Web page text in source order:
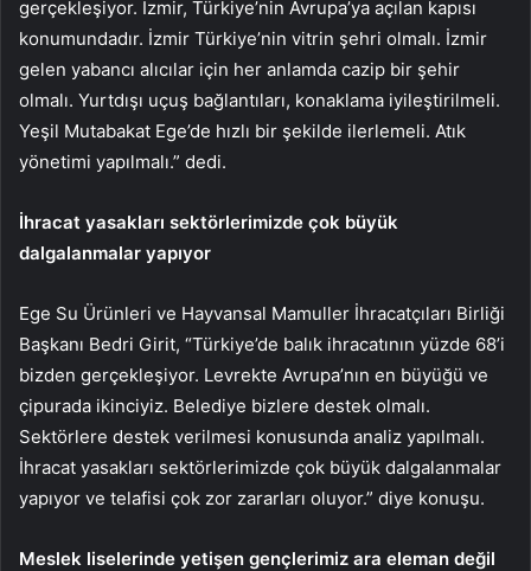
gerçekleşiyor. İzmir, Türkiye’nin Avrupa’ya açılan kapısı
konumundadır. İzmir Türkiye’nin vitrin şehri olmalı. İzmir
gelen yabancı alıcılar için her anlamda cazip bir şehir
olmalı. Yurtdışı uçuş bağlantıları, konaklama iyileştirilmeli.
Yeşil Mutabakat Ege’de hızlı bir şekilde ilerlemeli. Atık
yönetimi yapılmalı.” dedi.
İhracat yasakları sektörlerimizde çok büyük
dalgalanmalar yapıyor
Ege Su Ürünleri ve Hayvansal Mamuller İhracatçıları Birliği
Başkanı Bedri Girit, “Türkiye’de balık ihracatının yüzde 68’i
bizden gerçekleşiyor. Levrekte Avrupa’nın en büyüğü ve
çipurada ikinciyiz. Belediye bizlere destek olmalı.
Sektörlere destek verilmesi konusunda analiz yapılmalı.
İhracat yasakları sektörlerimizde çok büyük dalgalanmalar
yapıyor ve telafisi çok zor zararları oluyor.” diye konuşu.
Meslek liselerinde yetişen gençlerimiz ara eleman değil